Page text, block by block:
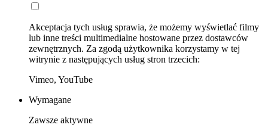
Akceptacja tych usług sprawia, że możemy wyświetlać filmy
lub inne treści multimedialne hostowane przez dostawców
zewnętrznych. Za zgodą użytkownika korzystamy w tej
witrynie z następujących usług stron trzecich:
Vimeo, YouTube
Wymagane
Zawsze aktywne